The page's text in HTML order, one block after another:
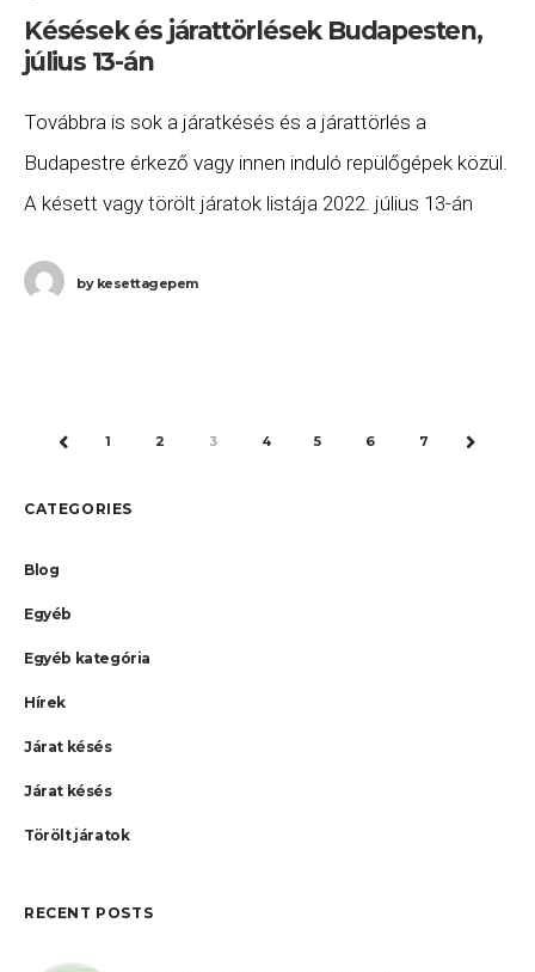
Késések és járattörlések Budapesten,
július 13-án
Továbbra is sok a járatkésés és a járattörlés a
Budapestre érkező vagy innen induló repülőgépek közül.
A késett vagy törölt járatok listája 2022. július 13-án
bykesettagepem
PREV1 2 3 4 5 6 7 NEXT
CATEGORIES
Blog
Egyéb
Egyéb kategória
Hírek
Járat késés
Járat késés
Törölt járatok
RECENT POSTS